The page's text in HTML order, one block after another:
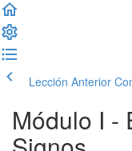
Lección Anterior
Módulo I -